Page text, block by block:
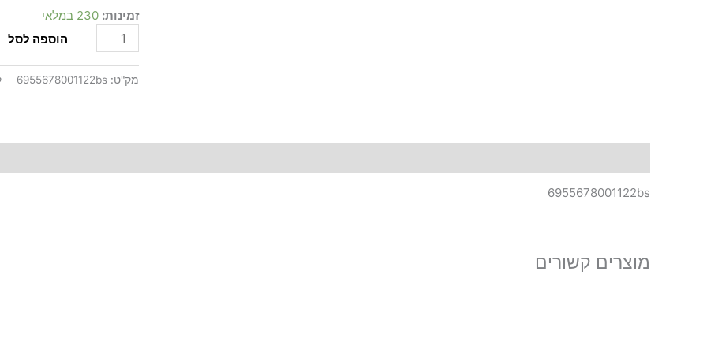
זמינות: 230 במלאי
25
הוספה לסל
מק"ט: 6955678001122bs
6955678001122bs
מוצרים קשורים